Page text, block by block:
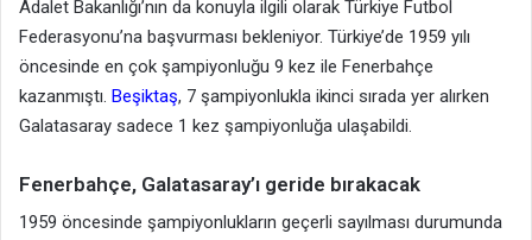
Adalet Bakanlığı’nın da konuyla ilgili olarak Türkiye Futbol
Federasyonu’na başvurması bekleniyor. Türkiye’de 1959 yılı
öncesinde en çok şampiyonluğu 9 kez ile Fenerbahçe
kazanmıştı. Beşiktaş, 7 şampiyonlukla ikinci sırada yer alırken
Galatasaray sadece 1 kez şampiyonluğa ulaşabildi.
Fenerbahçe, Galatasaray’ı geride bırakacak
1959 öncesinde şampiyonlukların geçerli sayılması durumunda